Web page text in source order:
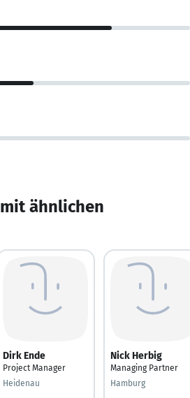
ähnlichen
Dirk Ende
Project Manager
Heidenau
Nick Herbig
Managing Partner
Hamburg